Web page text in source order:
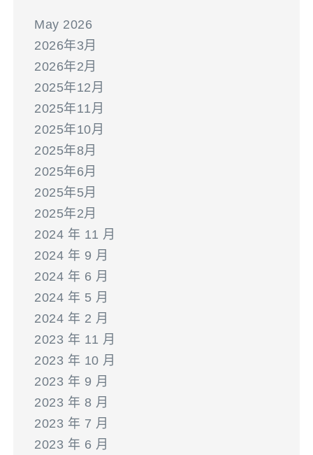
May 2026
2026年3月
2026年2月
2025年12月
2025年11月
2025年10月
2025年8月
2025年6月
2025年5月
2025年2月
2024 年 11 月
2024 年 9 月
2024 年 6 月
2024 年 5 月
2024 年 2 月
2023 年 11 月
2023 年 10 月
2023 年 9 月
2023 年 8 月
2023 年 7 月
2023 年 6 月